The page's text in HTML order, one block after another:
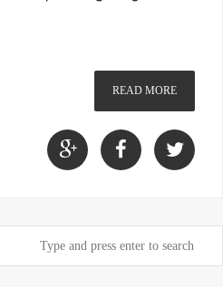
READ MORE